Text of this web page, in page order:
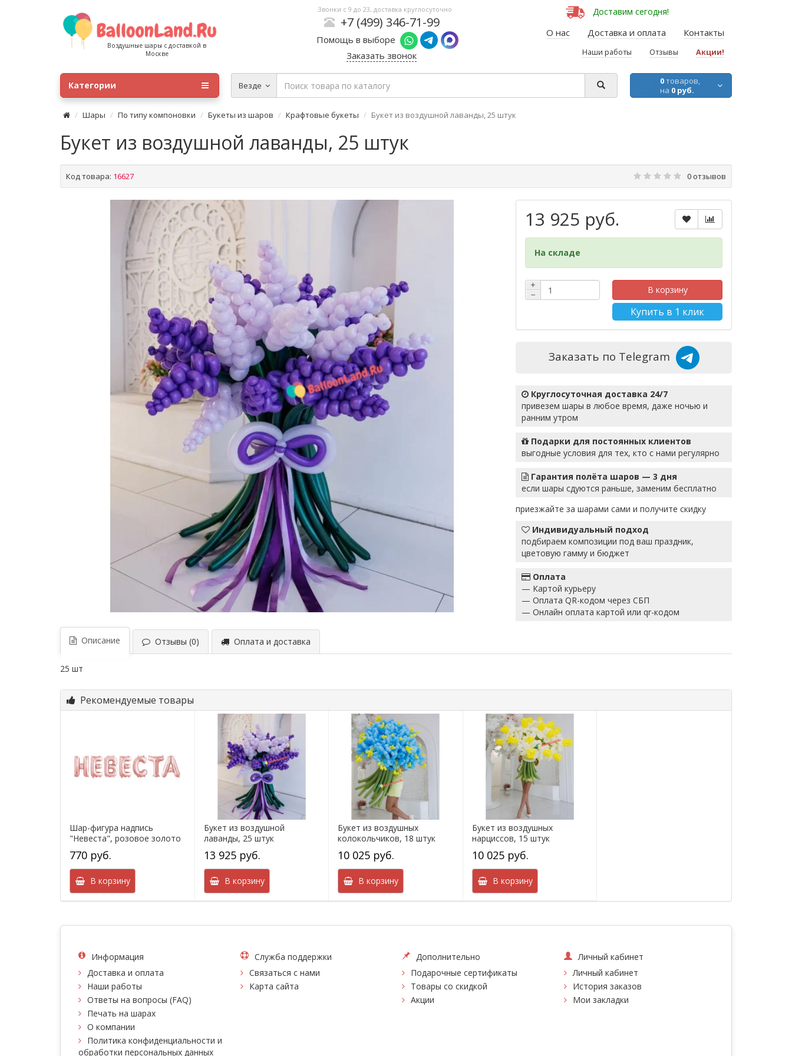
Воздушные шары с доставкой в
Москве
Звонки с 9 до 23, доставка круглосуточно
+7 (499) 346-71-99
Помощь в выборе
Заказать звонок
Доставим сегодня!
О нас Доставка и оплата Контакты
Наши работы Отзывы Акции!
Везде 0товаров,
на 0 руб.
Категории
Шары По типу компоновки Букеты из шаров Крафтовые букеты Букет из воздушной лаванды, 25 штук
Букет из воздушной лаванды, 25 штук
Код товара: 16627 0 отзывов
13 925 руб.
На складе
+
−
В корзину
Купить в 1 клик
Заказать по Telegram
Круглосуточная доставка 24/7
привезем шары в любое время, даже ночью и
ранним утром
Подарки для постоянных клиентов
выгодные условия для тех, кто с нами регулярно
Гарантия полёта шаров — 3 дня
если шары сдуются раньше, заменим бесплатно
приезжайте за шарами сами и получите скидку
Индивидуальный подход
подбираем композиции под ваш праздник,
цветовую гамму и бюджет
Оплата
— Картой курьеру
— Оплата QR-кодом через СБП
— Онлайн оплата картой или qr-кодом
Описание Отзывы (0) Оплата и доставка
25 шт
Рекомендуемые товары
Шар-фигура надпись
"Невеста", розовое золото
770 руб.
В корзину
Букет из воздушной
лаванды, 25 штук
13 925 руб.
В корзину
Букет из воздушных
колокольчиков, 18 штук
10 025 руб.
В корзину
Букет из воздушных
нарциссов, 15 штук
10 025 руб.
В корзину
Информация
Доставка и оплата
Наши работы
Ответы на вопросы (FAQ)
Печать на шарах
О компании
Политика конфиденциальности и
обработки персональных данных
Служба поддержки
Связаться с нами
Карта сайта
Дополнительно
Подарочные сертификаты
Товары со скидкой
Акции
Личный кабинет
Личный кабинет
История заказов
Мои закладки